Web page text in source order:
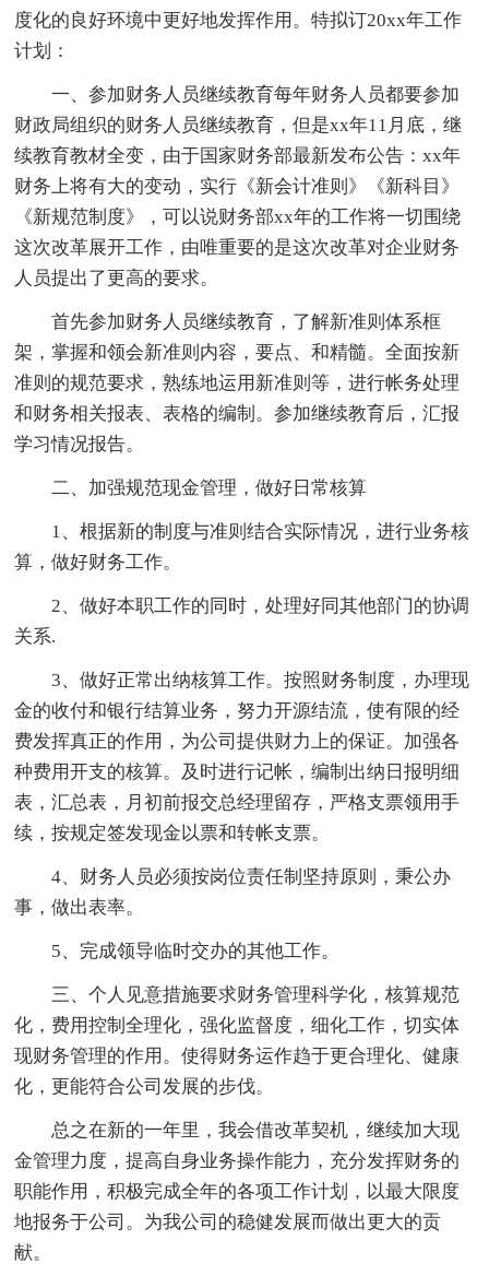
度化的良好环境中更好地发挥作用。特拟订20xx年工作
计划：
一、参加财务人员继续教育每年财务人员都要参加
财政局组织的财务人员继续教育，但是xx年11月底，继
续教育教材全变，由于国家财务部最新发布公告：xx年
财务上将有大的变动，实行《新会计准则》《新科目》
《新规范制度》，可以说财务部xx年的工作将一切围绕
这次改革展开工作，由唯重要的是这次改革对企业财务
人员提出了更高的要求。
首先参加财务人员继续教育，了解新准则体系框
架，掌握和领会新准则内容，要点、和精髓。全面按新
准则的规范要求，熟练地运用新准则等，进行帐务处理
和财务相关报表、表格的编制。参加继续教育后，汇报
学习情况报告。
二、加强规范现金管理，做好日常核算
1、根据新的制度与准则结合实际情况，进行业务核
算，做好财务工作。
2、做好本职工作的同时，处理好同其他部门的协调
关系.
3、做好正常出纳核算工作。按照财务制度，办理现
金的收付和银行结算业务，努力开源结流，使有限的经
费发挥真正的作用，为公司提供财力上的保证。加强各
种费用开支的核算。及时进行记帐，编制出纳日报明细
表，汇总表，月初前报交总经理留存，严格支票领用手
续，按规定签发现金以票和转帐支票。
4、财务人员必须按岗位责任制坚持原则，秉公办
事，做出表率。
5、完成领导临时交办的其他工作。
三、个人见意措施要求财务管理科学化，核算规范
化，费用控制全理化，强化监督度，细化工作，切实体
现财务管理的作用。使得财务运作趋于更合理化、健康
化，更能符合公司发展的步伐。
总之在新的一年里，我会借改革契机，继续加大现
金管理力度，提高自身业务操作能力，充分发挥财务的
职能作用，积极完成全年的各项工作计划，以最大限度
地报务于公司。为我公司的稳健发展而做出更大的贡
献。